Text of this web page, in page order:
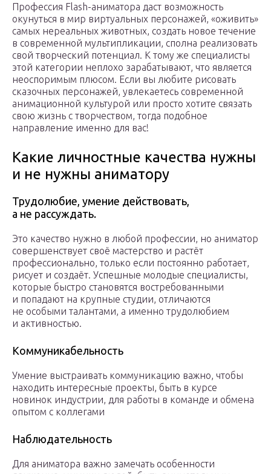
Профессия Flash-аниматора даст возможность
окунуться в мир виртуальных персонажей, «оживить»
самых нереальных животных, создать новое течение
в современной мультипликации, сполна реализовать
свой творческий потенциал. К тому же специалисты
этой категории неплохо зарабатывают, что является
неоспоримым плюсом. Если вы любите рисовать
сказочных персонажей, увлекаетесь современной
анимационной культурой или просто хотите связать
свою жизнь с творчеством, тогда подобное
направление именно для вас!
Какие личностные качества нужны
и не нужны аниматору
Трудолюбие, умение действовать,
а не рассуждать.
Это качество нужно в любой профессии, но аниматор
совершенствует своё мастерство и растёт
профессионально, только если постоянно работает,
рисует и создаёт. Успешные молодые специалисты,
которые быстро становятся востребованными
и попадают на крупные студии, отличаются
не особыми талантами, а именно трудолюбием
и активностью.
Коммуникабельность
Умение выстраивать коммуникацию важно, чтобы
находить интересные проекты, быть в курсе
новинок индустрии, для работы в команде и обмена
опытом с коллегами
Наблюдательность
Для аниматора важно замечать особенности